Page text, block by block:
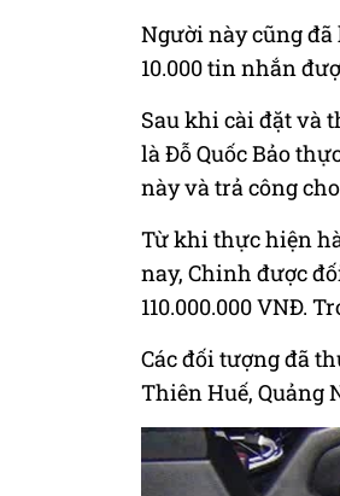
Người này cũng
10.000 tin nhắn
Sau khi cài đặt và
là Đỗ Quốc Bảo
này và trả công
Từ khi thực hiện
nay, Chinh được
110.000.000 VNĐ.
Các đối tượng đã
Thiên Huế, Quảng